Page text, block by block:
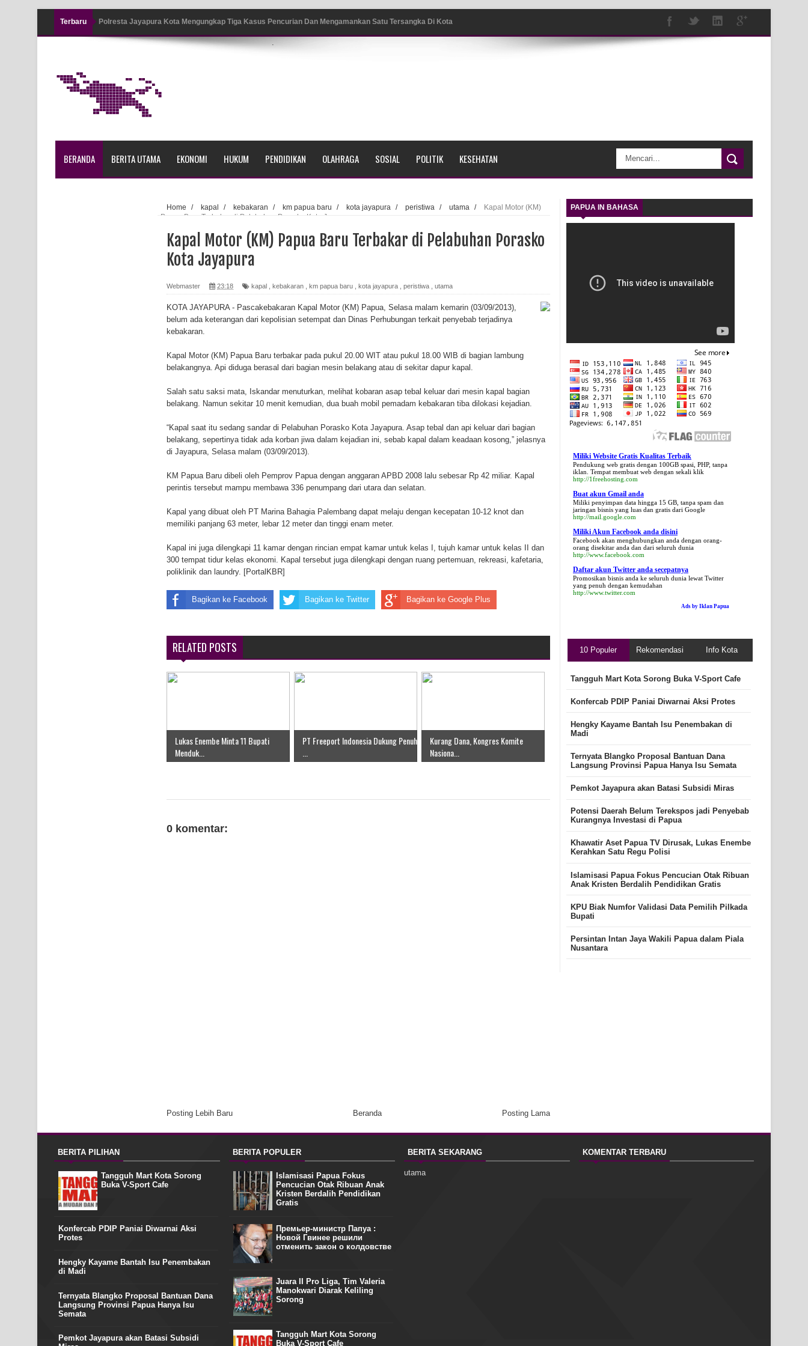
Terbaru Polresta Jayapura Kota Mengungkap Tiga Kasus Pencurian Dan Mengamankan Satu Tersangka Di Kota
Kapolresta Jayapura Kota Mengapresiasi Antusiasme Warga Saat Nonton Bareng Final Piala Dunia 2026 di
Lima Rumah Pribadi Terbakar Di Hamadi Jayapura Selatan
Polres Jayapura Terima Laporan Hilangnya Agustina Ester Bonsapia
Indonesia Turns Remote Papua Frontier into National Food Belt with Mechanized Rice Expansion
Mentan Tinjau Program Cetak Sawah dan Penanaman Padi di Merauke
Mantan Sekda Jayawijaya Jadi Tersangka Kasus Korupsi Jalan Lingkar
Presenter TVRI Papua Barat Yanto Idorway Masih Hilang
Air Terjun Memti Pesona Tersembunyi di Kabupaten Pegunungan Arfak
Pencarian Hari Keenam Korban Hanyut di Air Terjun Memti Belum Hasil, Polisi Periksa Saksi dan Kerahkan
.
BERANDA BERITA UTAMA EKONOMI HUKUM PENDIDIKAN OLAHRAGA SOSIAL POLITIK KESEHATAN
Home / kapal / kebakaran / km papua baru / kota jayapura / peristiwa / utama /
Kapal Motor (KM)
Papua Baru Terbakar di Pelabuhan Porasko Kota Jayapura
Kapal Motor (KM) Papua Baru Terbakar di Pelabuhan Porasko
Kota Jayapura
Webmaster 23:18 kapal kebakaran km papua baru kota jayapura peristiwa utama
KOTA JAYAPURA - Pascakebakaran Kapal Motor (KM) Papua, Selasa malam kemarin (03/09/2013),
belum ada keterangan dari kepolisian setempat dan Dinas Perhubungan terkait penyebab terjadinya
kebakaran.
Kapal Motor (KM) Papua Baru terbakar pada pukul 20.00 WIT atau pukul 18.00 WIB di bagian lambung
belakangnya. Api diduga berasal dari bagian mesin belakang atau di sekitar dapur kapal.
Salah satu saksi mata, Iskandar menuturkan, melihat kobaran asap tebal keluar dari mesin kapal bagian
belakang. Namun sekitar 10 menit kemudian, dua buah mobil pemadam kebakaran tiba dilokasi kejadian.
“Kapal saat itu sedang sandar di Pelabuhan Porasko Kota Jayapura. Asap tebal dan api keluar dari bagian
belakang, sepertinya tidak ada korban jiwa dalam kejadian ini, sebab kapal dalam keadaan kosong,” jelasnya
di Jayapura, Selasa malam (03/09/2013).
KM Papua Baru dibeli oleh Pemprov Papua dengan anggaran APBD 2008 lalu sebesar Rp 42 miliar. Kapal
perintis tersebut mampu membawa 336 penumpang dari utara dan selatan.
Kapal yang dibuat oleh PT Marina Bahagia Palembang dapat melaju dengan kecepatan 10-12 knot dan
memiliki panjang 63 meter, lebar 12 meter dan tinggi enam meter.
Kapal ini juga dilengkapi 11 kamar dengan rincian empat kamar untuk kelas I, tujuh kamar untuk kelas II dan
300 tempat tidur kelas ekonomi. Kapal tersebut juga dilengkapi dengan ruang pertemuan, rekreasi, kafetaria,
poliklinik dan laundry. [PortalKBR]
Bagikan ke Facebook Bagikan ke Twitter Bagikan ke Google Plus
RELATED POSTS
Lukas Enembe Minta 11 Bupati
Menduk...
PT Freeport Indonesia Dukung Penuh
Kurang Dana, Kongres Komite
Nasiona...
0 komentar:
Posting Lebih Baru Posting Lama
Beranda
PAPUA IN BAHASA
Miliki Website Gratis Kualitas Terbaik
Pendukung web gratis dengan 100GB spasi, PHP, tanpa
iklan. Tempat membuat web dengan sekali klik
http://1freehosting.com
Buat akun Gmail anda
Miliki penyimpan data hingga 15 GB, tanpa spam dan
jaringan bisnis yang luas dan gratis dari Google
http://mail.google.com
Miliki Akun Facebook anda disini
Facebook akan menghubungkan anda dengan orang-
orang disekitar anda dan dari seluruh dunia
http://www.facebook.com
Daftar akun Twitter anda secepatnya
Promosikan bisnis anda ke seluruh dunia lewat Twitter
yang penuh dengan kemudahan
http://www.twitter.com
Ads by Iklan Papua
10 Populer Rekomendasi Info Kota
Tangguh Mart Kota Sorong Buka V-Sport Cafe
Konfercab PDIP Paniai Diwarnai Aksi Protes
Hengky Kayame Bantah Isu Penembakan di
Madi
Ternyata Blangko Proposal Bantuan Dana
Langsung Provinsi Papua Hanya Isu Semata
Pemkot Jayapura akan Batasi Subsidi Miras
Potensi Daerah Belum Terekspos jadi Penyebab
Kurangnya Investasi di Papua
Khawatir Aset Papua TV Dirusak, Lukas Enembe
Kerahkan Satu Regu Polisi
Islamisasi Papua Fokus Pencucian Otak Ribuan
Anak Kristen Berdalih Pendidikan Gratis
KPU Biak Numfor Validasi Data Pemilih Pilkada
Bupati
Persintan Intan Jaya Wakili Papua dalam Piala
Nusantara
BERITA PILIHAN
Tangguh Mart Kota Sorong
Buka V-Sport Cafe
Konfercab PDIP Paniai Diwarnai Aksi
Protes
Hengky Kayame Bantah Isu Penembakan
di Madi
Ternyata Blangko Proposal Bantuan Dana
Langsung Provinsi Papua Hanya Isu
Semata
Pemkot Jayapura akan Batasi Subsidi
BERITA POPULER
Islamisasi Papua Fokus
Pencucian Otak Ribuan Anak
Kristen Berdalih Pendidikan
Gratis
Премьер-министр Папуа :
Новой Гвинее решили
отменить закон о колдовстве
Juara II Pro Liga, Tim Valeria
Manokwari Diarak Keliling
Sorong
Tangguh Mart Kota Sorong
Buka V-Sport Cafe
BERITA SEKARANG
utama
KOMENTAR TERBARU